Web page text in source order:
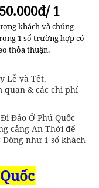
1
khách và chủng
1 số trường hợp có
thỏa thuận.
Lễ và Tết.
quan & các chi phí
Đảo Ở Phú Quốc
cảng An Thới để
như 1 số khách